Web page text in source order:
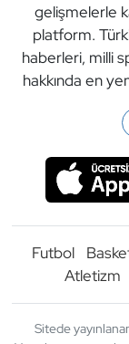
gelişmelerle
platform.
haberleri, milli
hakkında en
Futbol
Atletizm
Sitede